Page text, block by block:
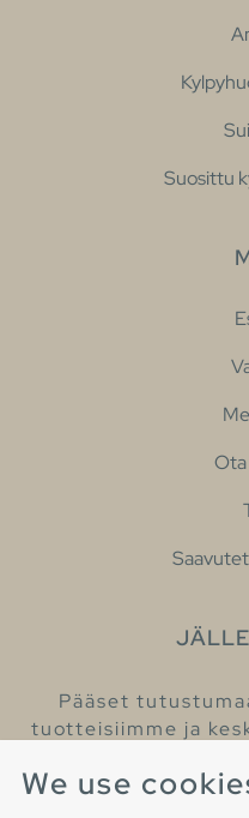
We use
Suosittu
Pääset
tuotteisiimme ja